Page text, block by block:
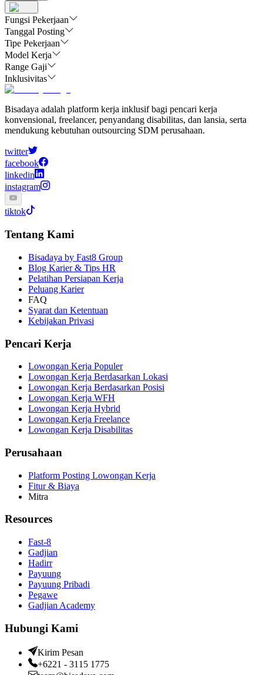
Fungsi Pekerjaan
Tanggal Posting
Tipe Pekerjaan
Model Kerja
Range Gaji
Inklusivitas
Bisadaya adalah platform kerja inklusif bagi pencari kerja
konvensional, freelancer, penyandang disabilitas, dan lansia, serta
mendukung kebutuhan outsourcing SDM perusahaan.
twitter
facebook
linkedin
instagram
tiktok
Tentang Kami
Bisadaya by Fast8 Group
Blog Karier & Tips HR
Pelatihan Persiapan Kerja
Peluang Karier
FAQ
Syarat dan Ketentuan
Kebijakan Privasi
Pencari Kerja
Lowongan Kerja Populer
Lowongan Kerja Berdasarkan Lokasi
Lowongan Kerja Berdasarkan Posisi
Lowongan Kerja WFH
Lowongan Kerja Hybrid
Lowongan Kerja Freelance
Lowongan Kerja Disabilitas
Perusahaan
Platform Posting Lowongan Kerja
Fitur & Biaya
Mitra
Resources
Fast-8
Gadjian
Hadirr
Payuung
Payuung Pribadi
Pegawe
Gadjian Academy
Hubungi Kami
Kirim Pesan
+6221 - 3115 1775